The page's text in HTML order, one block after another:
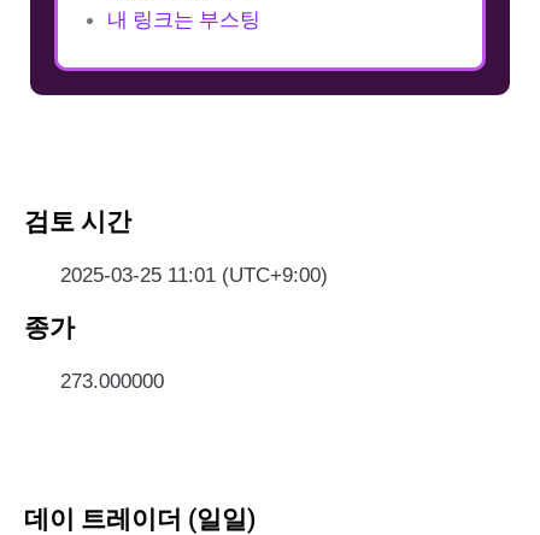
내 링크는 부스팅
검토 시간
2025-03-25 11:01 (UTC+9:00)
종가
273.000000
데이 트레이더 (일일)